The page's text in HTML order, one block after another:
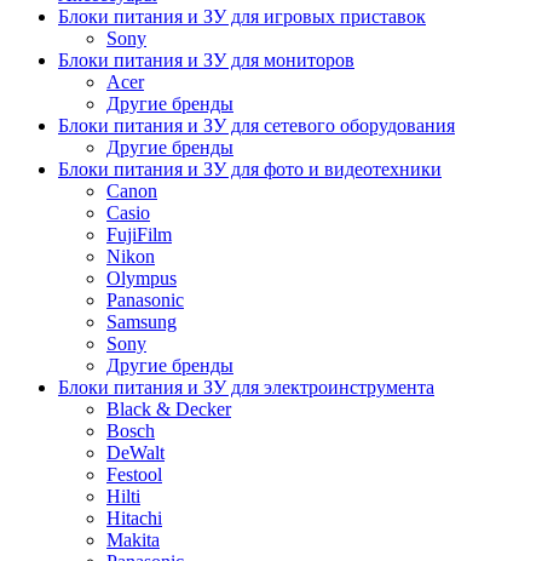
Блоки питания и ЗУ для игровых приставок
Sony
Блоки питания и ЗУ для мониторов
Acer
Другие бренды
Блоки питания и ЗУ для сетевого оборудования
Другие бренды
Блоки питания и ЗУ для фото и видеотехники
Canon
Casio
FujiFilm
Nikon
Olympus
Panasonic
Samsung
Sony
Другие бренды
Блоки питания и ЗУ для электроинструмента
Black & Decker
Bosch
DeWalt
Festool
Hilti
Hitachi
Makita